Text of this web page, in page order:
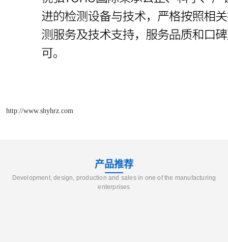
http://www.shyhrz.com
产品推荐
Development, design, production and sales in one of the manufacturing
enterprises